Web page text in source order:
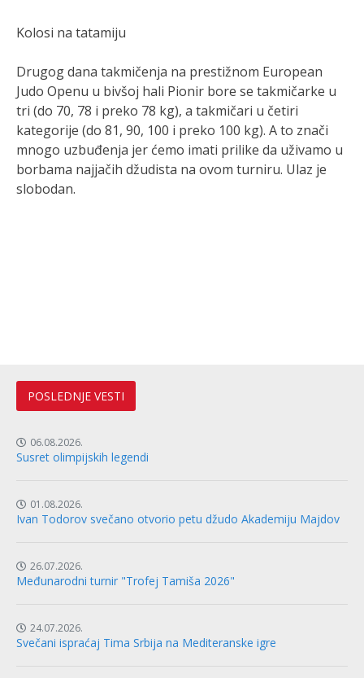
Kolosi na tatamiju
Drugog dana takmičenja na prestižnom European
Judo Openu u bivšoj hali Pionir bore se takmičarke u
tri (do 70, 78 i preko 78 kg), a takmičari u četiri
kategorije (do 81, 90, 100 i preko 100 kg). A to znači
mnogo uzbuđenja jer ćemo imati prilike da uživamo u
borbama najjačih džudista na ovom turniru. Ulaz je
slobodan.
POSLEDNJE VESTI
06.08.2026.
Susret olimpijskih legendi
01.08.2026.
Ivan Todorov svečano otvorio petu džudo Akademiju Majdov
26.07.2026.
Međunarodni turnir "Trofej Tamiša 2026"
24.07.2026.
Svečani ispraćaj Tima Srbija na Mediteranske igre